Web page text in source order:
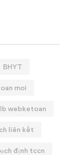
BHYT
moi
webketoan
liên kết
định tccn